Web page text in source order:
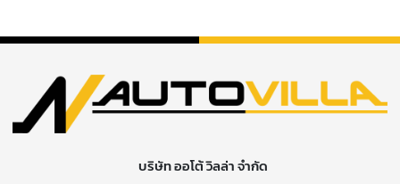
บริษัท ออโต้ วิลล่า จำกัด